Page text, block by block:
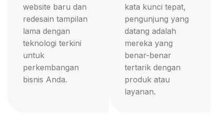
website baru dan
redesain tampilan
lama dengan
teknologi terkini
untuk
perkembangan
bisnis Anda.
kata kunci tepat,
pengunjung yang
datang adalah
mereka yang
benar-benar
tertarik dengan
produk atau
layanan.